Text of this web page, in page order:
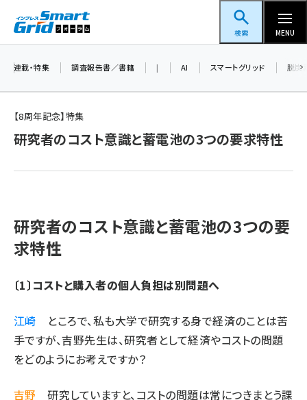
ン
スマートグリッドフォーラム
検索 MENU
新井宏征 (301)
ngn (285)
大串 (226)
タンデム (154)
連載・特集 調査報告書／書籍 | AI スマートグリッド 脱炭
【8周年記念】特集
研究者のコスト意識と蓄電池の3つの要求特性
研究者のコスト意識と蓄電池の3つの要
求特性
〔1〕コストと購入者の個人負担は別問題へ
江崎 ところで、私も大学で研究する身で経済のことは苦
手ですが、吉野先生は、研究者として経済やコストの問題
をどのようにお考えですか？
吉野 研究していますと、コストの問題は常につきまとう課